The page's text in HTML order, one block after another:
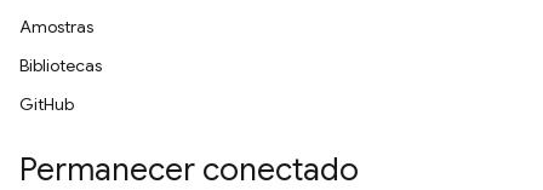
Amostras
Bibliotecas
GitHub
Permanecer conectado